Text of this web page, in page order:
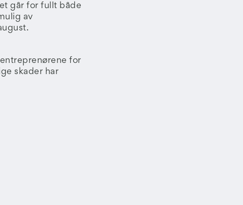
går for fullt både
av
for
skader har